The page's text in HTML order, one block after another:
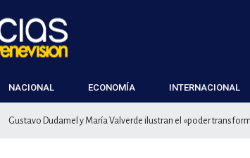
NACIONAL ECONOMÍA INTERNACIONAL
Gustavo Dudamel y María Valverde ilustran el «poder